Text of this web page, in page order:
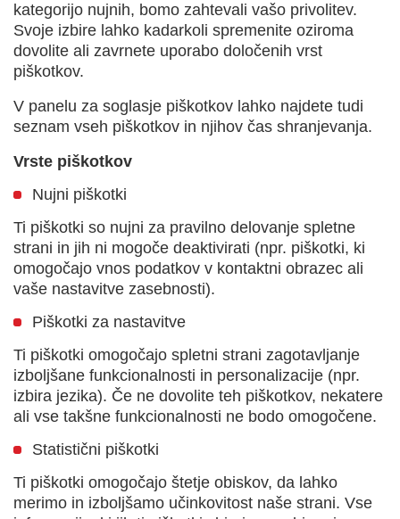
kategorijo nujnih, bomo zahtevali vašo privolitev.
Svoje izbire lahko kadarkoli spremenite oziroma
dovolite ali zavrnete uporabo določenih vrst
piškotkov.
V panelu za soglasje piškotkov lahko najdete tudi
seznam vseh piškotkov in njihov čas shranjevanja.
Vrste piškotkov
Nujni piškotki
Ti piškotki so nujni za pravilno delovanje spletne
strani in jih ni mogoče deaktivirati (npr. piškotki, ki
omogočajo vnos podatkov v kontaktni obrazec ali
vaše nastavitve zasebnosti).
Piškotki za nastavitve
Ti piškotki omogočajo spletni strani zagotavljanje
izboljšane funkcionalnosti in personalizacije (npr.
izbira jezika). Če ne dovolite teh piškotkov, nekatere
ali vse takšne funkcionalnosti ne bodo omogočene.
Statistični piškotki
Ti piškotki omogočajo štetje obiskov, da lahko
merimo in izboljšamo učinkovitost naše strani. Vse